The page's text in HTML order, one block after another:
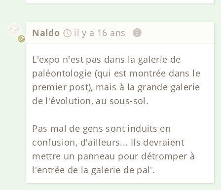
Naldo il y a 16 ans
L'expo n'est pas dans la galerie de
paléontologie (qui est montrée dans le
premier post), mais à la grande galerie
de l'évolution, au sous-sol.
Pas mal de gens sont induits en
confusion, d'ailleurs... Ils devraient
mettre un panneau pour détromper à
l'entrée de la galerie de pal'.